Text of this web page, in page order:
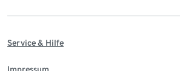
Service & Hilfe